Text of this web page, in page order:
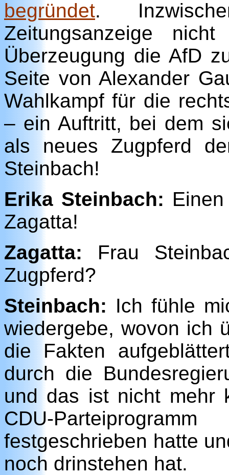
begründet.
Zeitungsanzeige
Überzeugung die AfD
Seite von Alexander
Wahlkampf für die
– ein Auftritt, bei dem
als neues Zugpferd
Steinbach!
Erika Steinbach:
Zagatta!
Zagatta: Frau
Zugpferd?
Steinbach: Ich fühle
wiedergebe, wovon ich
die Fakten
durch die
und das ist nicht mehr
CDU-
festgeschrieben hatte
noch drinstehen hat.